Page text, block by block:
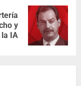
y
IA